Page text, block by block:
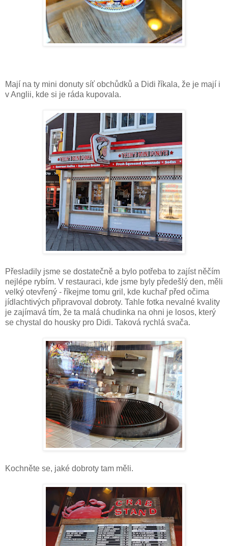
Mají na ty mini donuty síť obchůdků a Didi říkala, že je mají i
v Anglii, kde si je ráda kupovala.
Přesladily jsme se dostatečně a bylo potřeba to zajíst něčím
nejlépe rybím. V restauraci, kde jsme byly předešlý den, měli
velký otevřený - říkejme tomu gril, kde kuchař před očima
jídlachtivých připravoval dobroty. Tahle fotka nevalné kvality
je zajímavá tím, že ta malá chudinka na ohni je losos, který
se chystal do housky pro Didi. Taková rychlá svača.
Kochněte se, jaké dobroty tam měli.